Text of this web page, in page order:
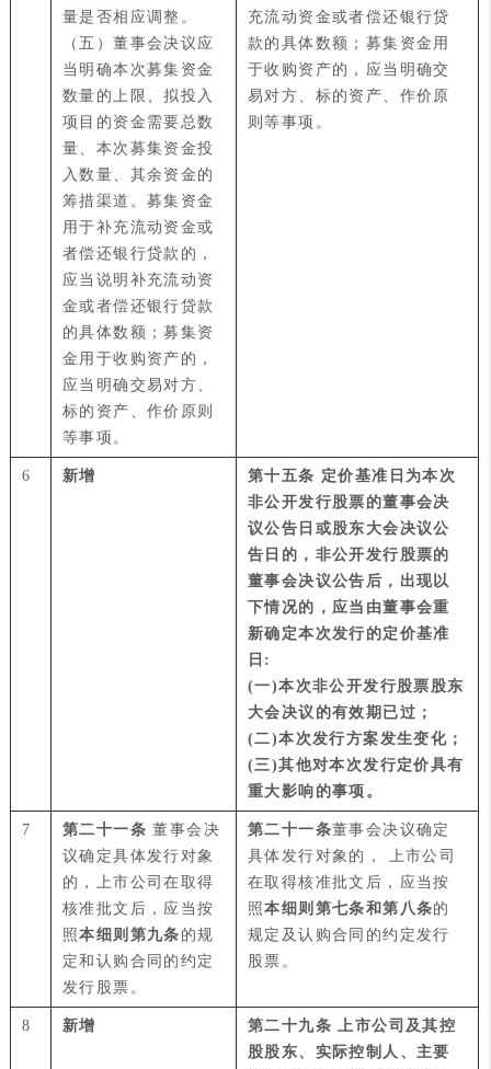
量是否相应调整。
（五）董事会决议应
当明确本次募集资金
数量的上限、拟投入
项目的资金需要总数
量、本次募集资金投
入数量、其余资金的
筹措渠道。募集资金
用于补充流动资金或
者偿还银行贷款的，
应当说明补充流动资
金或者偿还银行贷款
的具体数额；募集资
金用于收购资产的，
应当明确交易对方、
标的资产、作价原则
等事项。
充流动资金或者偿还银行贷
款的具体数额；募集资金用
于收购资产的，应当明确交
易对方、标的资产、作价原
则等事项。
6 新增
第十五条 定价基准日为本次
非公开发行股票的董事会决
议公告日或股东大会决议公
告日的，非公开发行股票的
董事会决议公告后，出现以
下情况的，应当由董事会重
新确定本次发行的定价基准
日:
(一)本次非公开发行股票股东
大会决议的有效期已过；
(二)本次发行方案发生变化；
(三)其他对本次发行定价具有
重大影响的事项。
7 第二十一条 董事会决
议确定具体发行对象
的，上市公司在取得
核准批文后，应当按
照本细则第九条 的规
定和认购合同的约定
发行股票。
第二十一条董事会决议确定
具体发行对象的， 上市公司
在取得核准批文后，应当按
照本细则第七条和第八条的
规定及认购合同的约定发行
股票。
8 新增 第二十九条 上市公司及其控
股股东、实际控制人、主要